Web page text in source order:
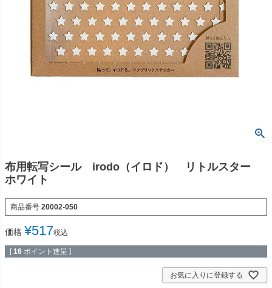
布用転写シール irodo（イロド） リトルスター
ホワイト
商品番号 20002-050
価格 ¥517税込
[ 16 ポイント進呈 ]
お気に入りに登録する